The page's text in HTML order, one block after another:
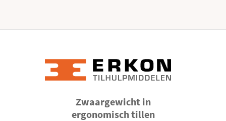
Zwaargewicht in
ergonomisch tillen